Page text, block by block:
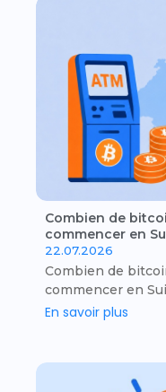
Combien de
commencer en
22.07.2026
Combien de
commencer en
En savoir plus